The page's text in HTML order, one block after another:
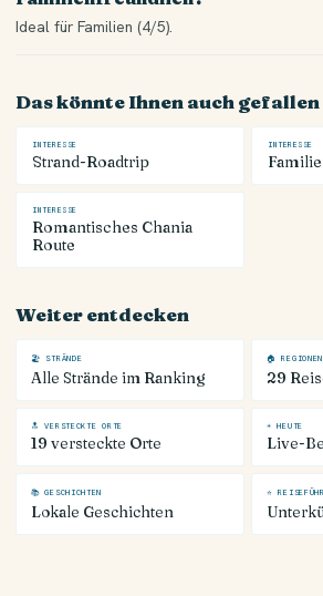
Ideal für Familien (4/5).
Das könnte Ihnen auch gefallen
INTERESSE
Strand-Roadtrip
INTERESSE
INTERESSE
Romantisches Chania
Route
Weiter entdecken
🏖 STRÄNDE
Alle Strände im Ranking
🏠 REGIONEN
29
🔝 VERSTECKTE ORTE
19 versteckte Orte
☀ HEUTE
Live-
📚 GESCHICHTEN
Lokale Geschichten
⭐